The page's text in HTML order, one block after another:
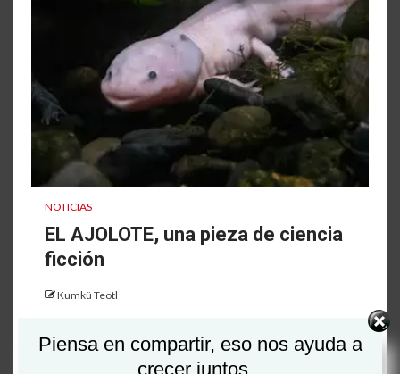
NOTICIAS
EL AJOLOTE, una pieza de ciencia
ficción
Kumkü Teotl
EL AJOLOTE PARECE una pieza de ciencia ficción.
Esta salamandra mexicana, de aspecto
Piensa en compartir, eso nos ayuda a
crecer juntos...